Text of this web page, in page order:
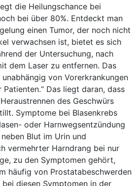
die Heilungschance bei
bei über 80%. Entdeckt man
einen Tumor, der noch nicht
verwachsen ist, bietet es sich
der Untersuchung, nach
dem Laser zu entfernen. Das
von Vorerkrankungen
Das liegt daran, dass
des Geschwürs
Symptome bei Blasenkrebs
oder Harnwegsentzündung
Blut im Urin und
vermehrter Harndrang bei nur
zu den Symptomen gehört,
häufig von Prostatabeschwerden
diesen Symptomen in der